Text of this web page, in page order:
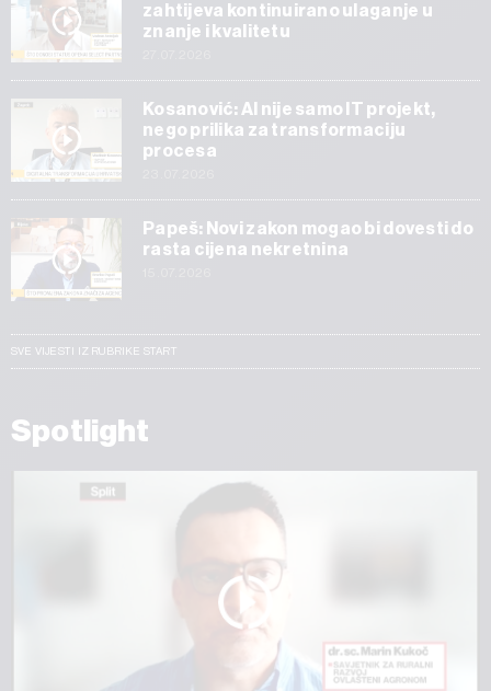
zahtijeva kontinuirano ulaganje u
znanje i kvalitetu
Kosanović: AI nije samo IT projekt,
nego prilika za transformaciju
procesa
Papeš: Novi zakon mogao bi dovesti do
rasta cijena nekretnina
SVE VIJESTI IZ RUBRIKE START
Spotlight